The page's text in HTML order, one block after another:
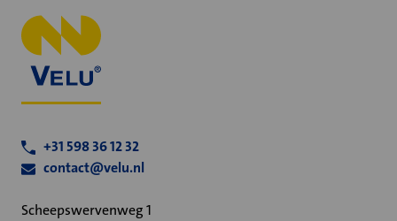
+31 598 36 12 32
contact@velu.nl
Scheepswervenweg 1